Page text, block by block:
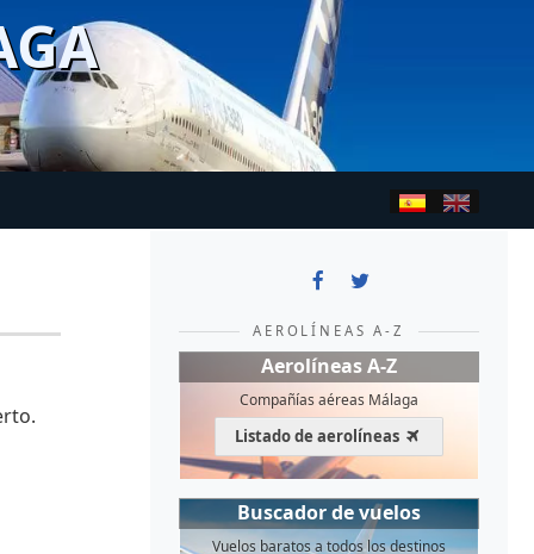
AEROLÍNEAS A-Z
Aerolíneas A-Z
Compañías aéreas Málaga
Listado de aerolíneas
Buscador de vuelos
Vuelos baratos a todos los destinos